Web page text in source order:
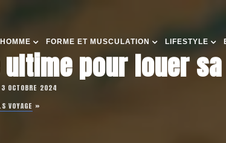
FORME ET MUSCULATION LIFESTYLE
ultime pour louer
OCTOBRE 2024
VOYAGE »